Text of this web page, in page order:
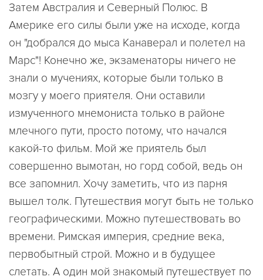
Затем Австралия и Северный Полюс. В
Америке его силы были уже на исходе, когда
он "добрался до мыса Канаверал и полетел на
Марс"! Конечно же, экзаменаторы ничего не
знали о мучениях, которые были только в
мозгу у моего приятеля. Они оставили
измученного мнемониста только в районе
млечного пути, просто потому, что начался
какой-то фильм. Мой же приятель был
совершенно вымотан, но горд собой, ведь он
все запомнил. Хочу заметить, что из парня
вышел толк. Путешествия могут быть не только
географическими. Можно путешествовать во
времени. Римская империя, средние века,
первобытный строй. Можно и в будущее
слетать. А один мой знакомый путешествует по